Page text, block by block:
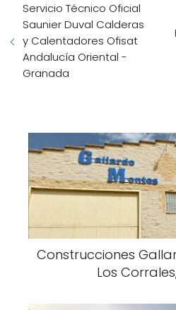
Servicio Técnico Oficial
Saunier Duval Calderas
y Calentadores Ofisat
Andalucía Oriental -
Granada
Construcciones
Los